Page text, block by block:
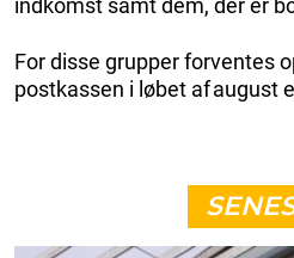
indkomst samt dem, der er
For disse grupper forventes
postkassen i løbet af august